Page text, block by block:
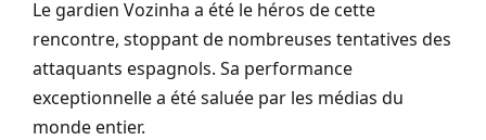
Le gardien Vozinha a été le héros de cette
rencontre, stoppant de nombreuses tentatives des
attaquants espagnols. Sa performance
exceptionnelle a été saluée par les médias du
monde entier.